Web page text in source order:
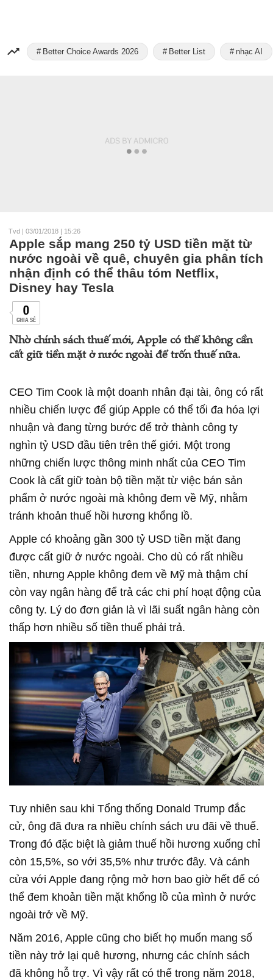
Better Choice Awards 2026 Better List nhạc AI
Tvd | 03/01/2018 | 15:26
Apple sắp mang 250 tỷ USD tiền mặt từ
nước ngoài về quê, chuyên gia phân tích
nhận định có thể thâu tóm Netflix,
Disney hay Tesla
0
CHIA SẺ
Nhờ chính sách thuế mới, Apple có thể không cần
cất giữ tiền mặt ở nước ngoài để trốn thuế nữa.
CEO Tim Cook là một doanh nhân đại tài, ông có rất
nhiều chiến lược để giúp Apple có thể tối đa hóa lợi
nhuận và đang từng bước để trở thành công ty
nghìn tỷ USD đầu tiên trên thế giới. Một trong
những chiến lược thông minh nhất của CEO Tim
Cook là cất giữ toàn bộ tiền mặt từ việc bán sản
phẩm ở nước ngoài mà không đem về Mỹ, nhằm
tránh khoản thuế hồi hương khổng lồ.
Apple có khoảng gần 300 tỷ USD tiền mặt đang
được cất giữ ở nước ngoài. Cho dù có rất nhiều
tiền, nhưng Apple không đem về Mỹ mà thậm chí
còn vay ngân hàng để trả các chi phí hoạt động của
công ty. Lý do đơn giản là vì lãi suất ngân hàng còn
thấp hơn nhiều số tiền thuế phải trả.
Tuy nhiên sau khi Tổng thống Donald Trump đắc
cử, ông đã đưa ra nhiều chính sách ưu đãi về thuế.
Trong đó đặc biệt là giảm thuế hồi hương xuống chỉ
còn 15,5%, so với 35,5% như trước đây. Và cánh
cửa với Apple đang rộng mở hơn bao giờ hết để có
thể đem khoản tiền mặt khổng lồ của mình ở nước
ngoài trở về Mỹ.
Năm 2016, Apple cũng cho biết họ muốn mang số
tiền này trở lại quê hương, nhưng các chính sách
đã không hỗ trợ. Vì vậy rất có thể trong năm 2018,